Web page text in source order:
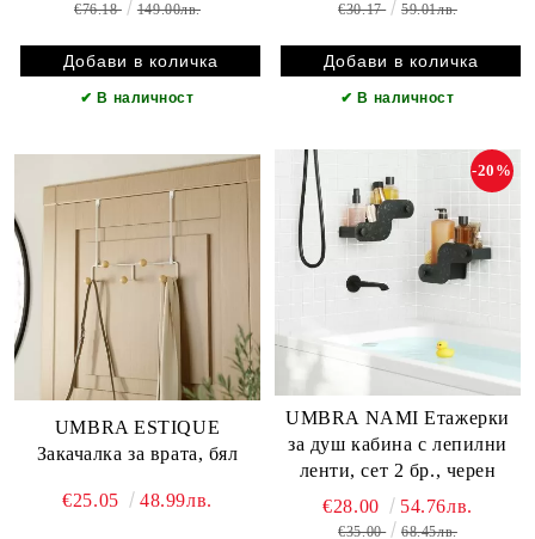
€76.18 149.00лв.
✔ В наличност
€30.17 59.01лв.
✔ В наличност
UMBRA ESTIQUE
Закачалка за врата, бял
€25.05 48.99лв.
UMBRA NAMI Етажерки
за душ кабина с лепилни
ленти, сет 2 бр., черен
-20%
€28.00 54.76лв.
€35.00 68.45лв.